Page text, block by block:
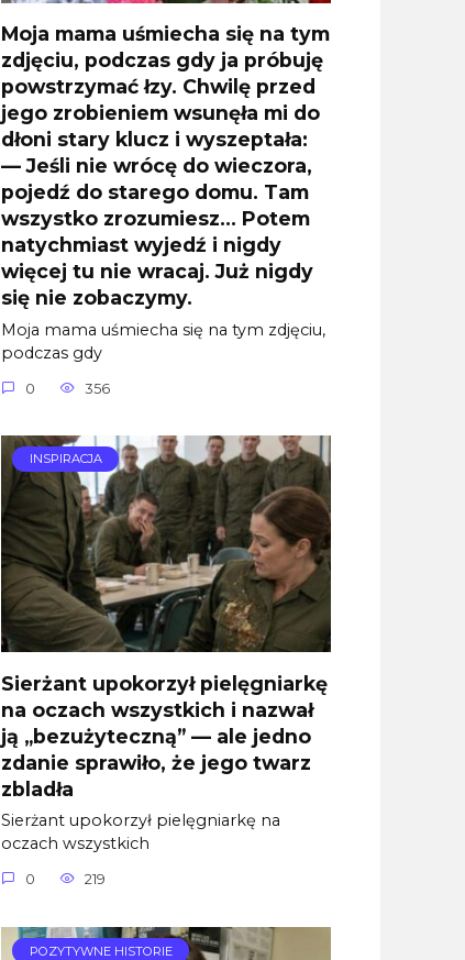
Moja mama uśmiecha się na tym
zdjęciu, podczas gdy ja próbuję
powstrzymać łzy. Chwilę przed
jego zrobieniem wsunęła mi do
dłoni stary klucz i wyszeptała:
— Jeśli nie wrócę do wieczora,
pojedź do starego domu. Tam
wszystko zrozumiesz… Potem
natychmiast wyjedź i nigdy
więcej tu nie wracaj. Już nigdy
się nie zobaczymy.
Moja mama uśmiecha się na tym zdjęciu,
podczas gdy
0 356
INSPIRACJA
Sierżant upokorzył pielęgniarkę
na oczach wszystkich i nazwał
ją „bezużyteczną” — ale jedno
zdanie sprawiło, że jego twarz
zbladła
Sierżant upokorzył pielęgniarkę na
oczach wszystkich
0 219
POZYTYWNE HISTORIE